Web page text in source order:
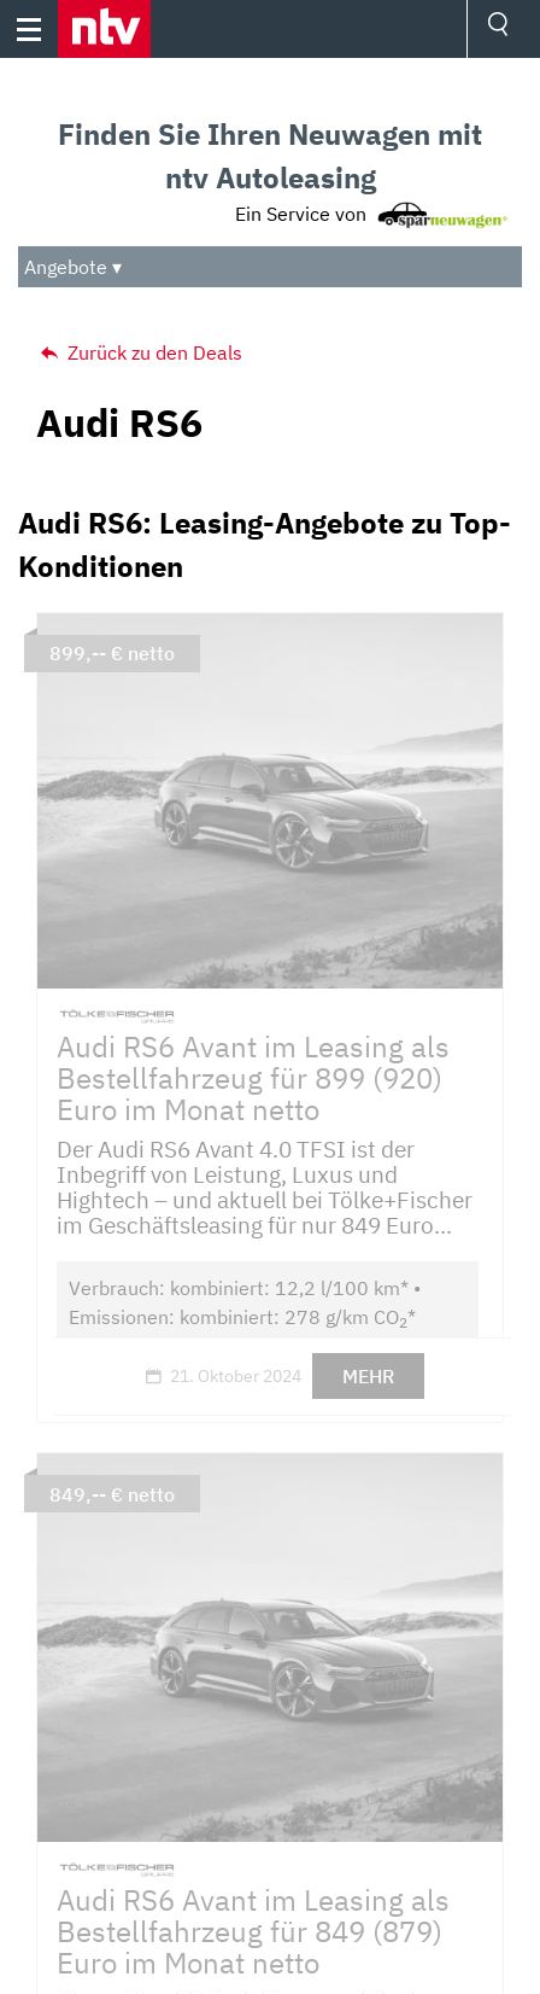
Skip
Audio
Das Beste
Finden Sie Ihren Neuwagen mit
ntv Autoleasing
Ein Service von
Angebote ▾
Zurück zu den Deals
Audi RS6
Audi RS6: Leasing-Angebote zu Top-
Konditionen
Audi RS6 Avant im Leasing als
Bestellfahrzeug für 899 (920)
Euro im Monat netto
Der Audi RS6 Avant 4.0 TFSI ist der
Inbegriff von Leistung, Luxus und
Hightech – und aktuell bei Tölke+Fischer
im Geschäftsleasing für nur 849 Euro...
Verbrauch: kombiniert: 12,2 l/100 km* •
Emissionen: kombiniert: 278 g/km CO2*
21. Oktober 2024 MEHR
899,-- € netto
Audi RS6 Avant im Leasing als
Bestellfahrzeug für 849 (879)
Euro im Monat netto
849,-- € netto